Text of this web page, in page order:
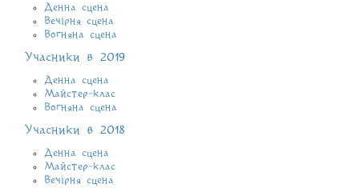
Денна сцена
Вечірня сцена
Вогняна сцена
Учасники в 2019
Денна сцена
Майстер-клас
Вогняна сцена
Учасники в 2018
Денна сцена
Майстер-клас
Вечірня сцена